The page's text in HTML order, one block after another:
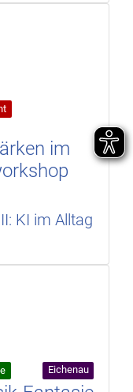
im
KI im Alltag
Eichenau